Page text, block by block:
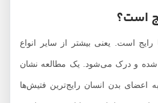
یعنی بیشتر از سایر انواع
درک می‌شود. یک مطالعه نشان
بدن انسان رایج‌ترین فتیش‌ها